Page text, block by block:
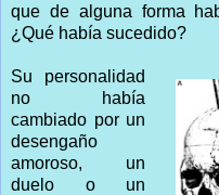
que de alguna forma
¿Qué había sucedido?
Su personalidad
no había
cambiado por un
desengaño
amoroso, un
duelo o un